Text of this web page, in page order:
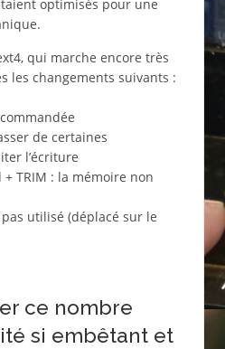
optimisés pour une
qui marche encore très
les changements suivants :
de certaines
l’écriture
TRIM : la mémoire non
utilisé (déplacé sur le
ce nombre
si embêtant et